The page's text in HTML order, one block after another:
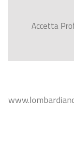
Accetta